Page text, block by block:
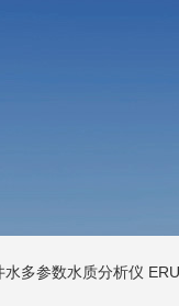
多参数水质分析仪